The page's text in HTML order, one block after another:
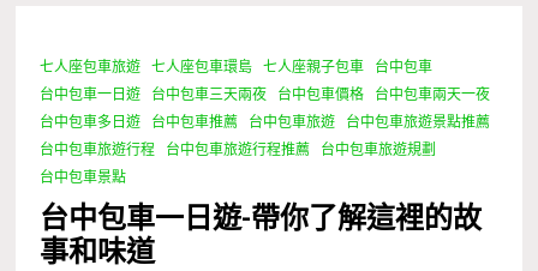
1 Minute
七人座包車旅遊 七人座包車環島 七人座親子包車
台中包車
台中包車一日遊
台中包車三天兩夜 台中包車價格
台中包車兩天一夜
台中包車多日遊
台中包車推薦 台中包車旅遊
台中包車旅遊景點推薦
台中包車旅遊行程
台中包車旅遊行程推薦
台中包車旅遊規劃
台中包車景點
台中包車一日遊-帶你了解這裡的故
事和味道